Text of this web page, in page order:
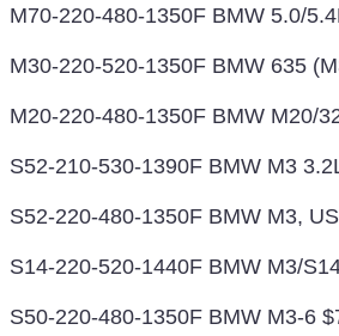
M70-220-480-1350F BMW 5.0/
M30-220-520-1350F BMW 635
M20-220-480-1350F BMW M20/
S52-210-530-1390F BMW M3
S52-220-480-1350F BMW M3,
S14-220-520-1440F BMW M3/
S50-220-480-1350F BMW M3-6